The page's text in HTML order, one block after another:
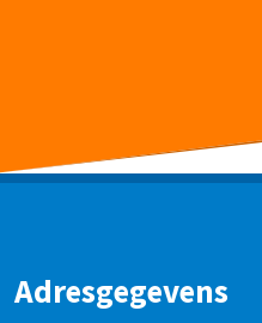
Adresgegevens